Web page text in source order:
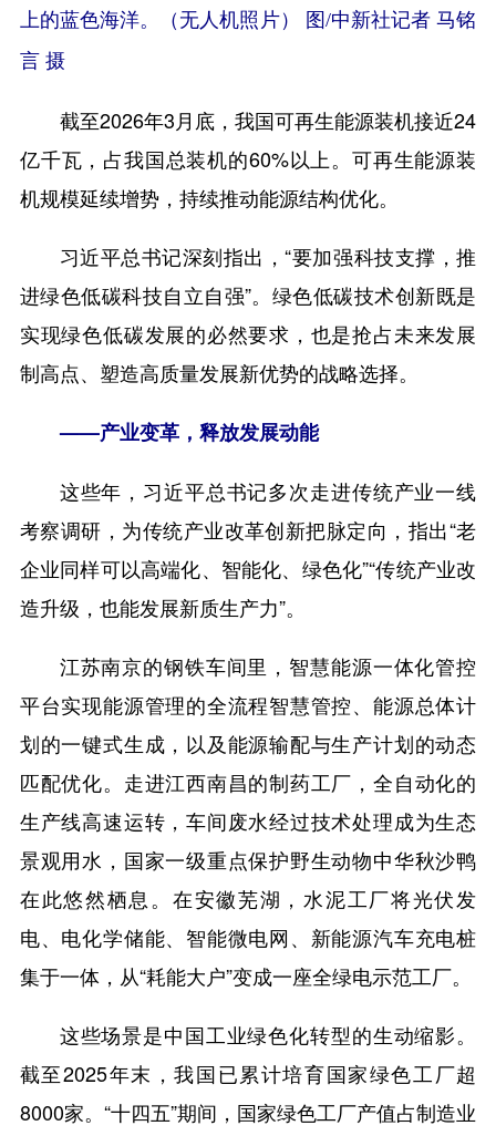
上的蓝色海洋。（无人机照片） 图/中新社记者 马铭
言 摄
截至2026年3月底，我国可再生能源装机接近24
亿千瓦，占我国总装机的60%以上。可再生能源装
机规模延续增势，持续推动能源结构优化。
习近平总书记深刻指出，“要加强科技支撑，推
进绿色低碳科技自立自强”。绿色低碳技术创新既是
实现绿色低碳发展的必然要求，也是抢占未来发展
制高点、塑造高质量发展新优势的战略选择。
——产业变革，释放发展动能
这些年，习近平总书记多次走进传统产业一线
考察调研，为传统产业改革创新把脉定向，指出“老
企业同样可以高端化、智能化、绿色化”“传统产业改
造升级，也能发展新质生产力”。
江苏南京的钢铁车间里，智慧能源一体化管控
平台实现能源管理的全流程智慧管控、能源总体计
划的一键式生成，以及能源输配与生产计划的动态
匹配优化。走进江西南昌的制药工厂，全自动化的
生产线高速运转，车间废水经过技术处理成为生态
景观用水，国家一级重点保护野生动物中华秋沙鸭
在此悠然栖息。在安徽芜湖，水泥工厂将光伏发
电、电化学储能、智能微电网、新能源汽车充电桩
集于一体，从“耗能大户”变成一座全绿电示范工厂。
这些场景是中国工业绿色化转型的生动缩影。
截至2025年末，我国已累计培育国家绿色工厂超
8000家。“十四五”期间，国家绿色工厂产值占制造业